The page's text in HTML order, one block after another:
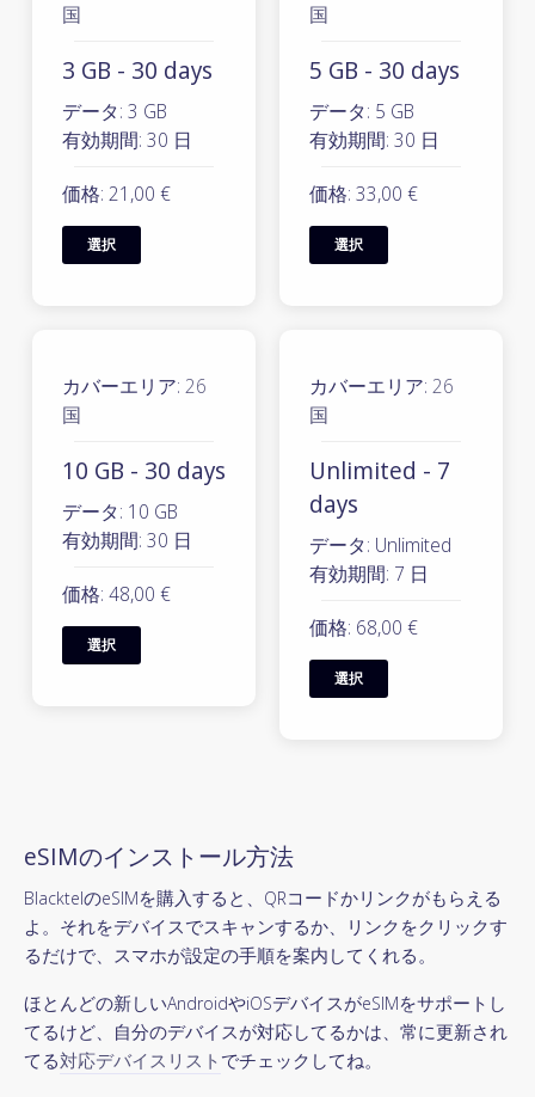
国
3 GB - 30 days
データ: 3 GB
有効期間: 30 日
価格: 21,00 €
選択
国
5 GB - 30 days
データ: 5 GB
有効期間: 30 日
価格: 33,00 €
選択
カバーエリア: 26
国
10 GB - 30 days
データ: 10 GB
有効期間: 30 日
価格: 48,00 €
選択
カバーエリア: 26
国
Unlimited - 7
days
データ: Unlimited
有効期間: 7 日
価格: 68,00 €
選択
eSIMのインストール方法
BlacktelのeSIMを購入すると、QRコードかリンクがもらえる
よ。それをデバイスでスキャンするか、リンクをクリックす
るだけで、スマホが設定の手順を案内してくれる。
ほとんどの新しいAndroidやiOSデバイスがeSIMをサポートし
てるけど、自分のデバイスが対応してるかは、常に更新され
てる対応デバイスリスト でチェックしてね。